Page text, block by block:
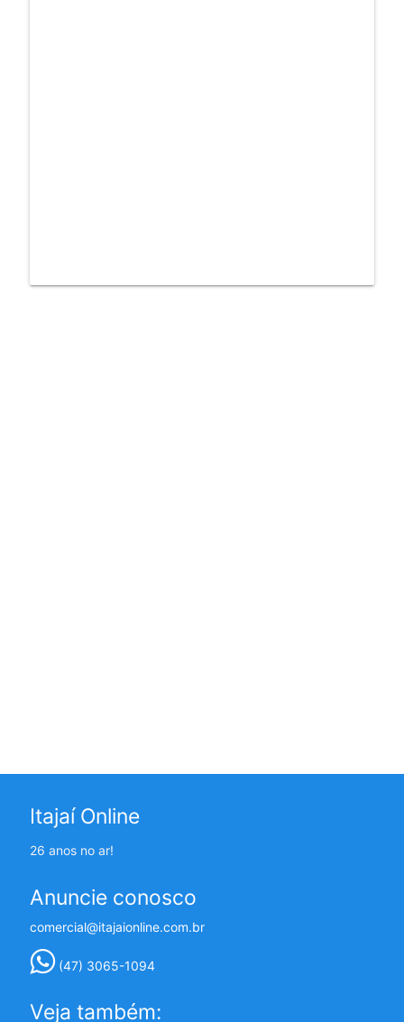
Itajaí Online
26 anos no ar!
Anuncie conosco
comercial@itajaionline.com.br
(47) 3065-1094
Veja também: